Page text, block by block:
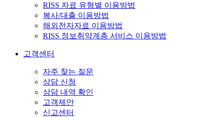
RISS 자료 유형별 이용방법
복사/대출 이용방법
해외전자자료 이용방법
RISS 정보취약계층 서비스 이용방법
고객센터
자주 찾는 질문
상담 신청
상담 내역 확인
고객제안
신고센터